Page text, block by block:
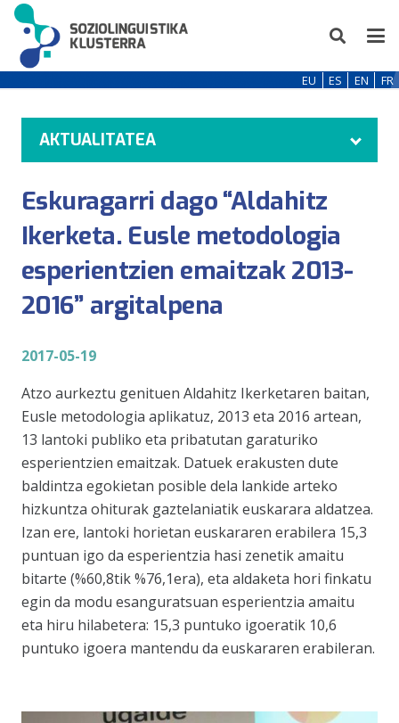
EU ES EN FR
AKTUALITATEA
Eskuragarri dago “Aldahitz
Ikerketa. Eusle metodologia
esperientzien emaitzak 2013-
2016” argitalpena
2017-05-19
Atzo aurkeztu genituen Aldahitz Ikerketaren baitan,
Eusle metodologia aplikatuz, 2013 eta 2016 artean,
13 lantoki publiko eta pribatutan garaturiko
esperientzien emaitzak. Datuek erakusten dute
baldintza egokietan posible dela lankide arteko
hizkuntza ohiturak gaztelaniatik euskarara aldatzea.
Izan ere, lantoki horietan euskararen erabilera 15,3
puntuan igo da esperientzia hasi zenetik amaitu
bitarte (%60,8tik %76,1era), eta aldaketa hori finkatu
egin da modu esanguratsuan esperientzia amaitu
eta hiru hilabetera: 15,3 puntuko igoeratik 10,6
puntuko igoera mantendu da euskararen erabileran.